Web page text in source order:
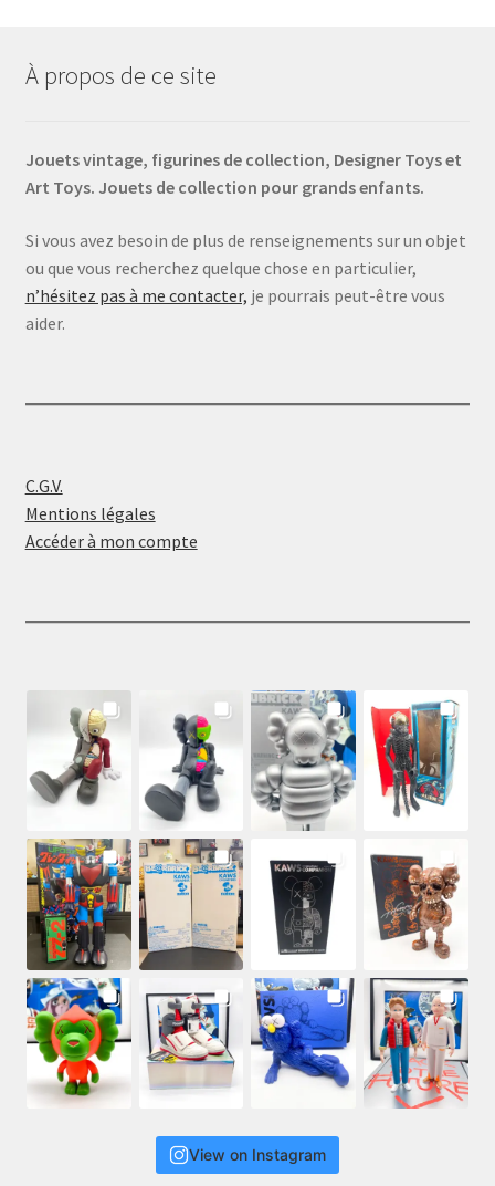
À propos de ce site
Jouets vintage, figurines de collection, Designer Toys et
Art Toys. Jouets de collection pour grands enfants.
Si vous avez besoin de plus de renseignements sur un objet
ou que vous recherchez quelque chose en particulier,
n’hésitez pas à me contacter, je pourrais peut-être vous
aider.
C.G.V.
Mentions légales
Accéder à mon compte
View on Instagram